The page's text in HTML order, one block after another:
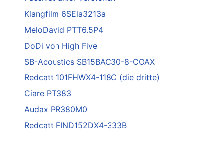
Klangfilm 6SEla3213a
MeloDavid PTT6.5P4
DoDi von High Five
SB-Acoustics SB15BAC30-8-COAX
Redcatt 101FHWX4-118C (die dritte)
Ciare PT383
Audax PR380M0
Redcatt FIND152DX4-333B